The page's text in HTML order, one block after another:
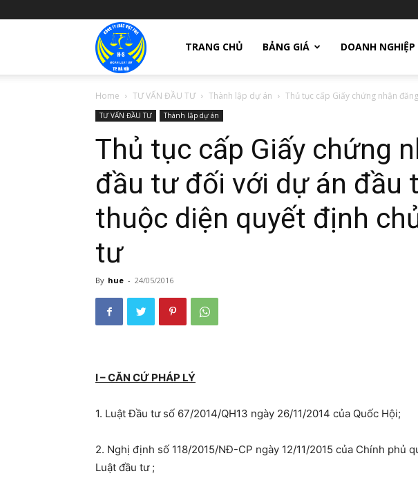
giay
phep
thanh
lap
ty
TRANG CHỦ BẢNG GIÁ DOANH NGHIỆP
Home TƯ VẤN ĐẦU TƯ Thành lập dự án Thủ tục cấp Giấy chứng nhận
TƯ VẤN ĐẦU TƯ Thành lập dự án
Thủ tục cấp Giấy chứng
đầu tư đối với dự án đầu
thuộc diện quyết định
tư
By hue - 24/05/2016
I – CĂN CỨ PHÁP LÝ
1. Luật Đầu tư số 67/2014/QH13 ngày 26/11/2014 của Quốc Hội;
2. Nghị định số 118/2015/NĐ-CP ngày 12/11/2015 của Chính phủ
Luật đầu tư ;